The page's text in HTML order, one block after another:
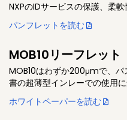
NXPのIDサービスの保護、柔
パンフレットを読む
MOB10リーフレット
MOB10はわずか200μmで、
書の超薄型インレーでの使用に
ホワイトペーパーを読む